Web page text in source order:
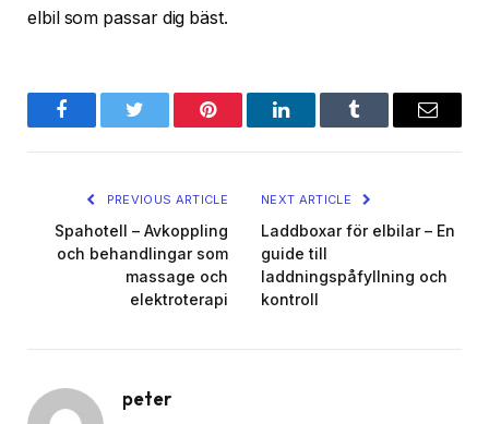
elbil som passar dig bäst.
FacebookTwitter Pinterest LinkedInTumblr Email
PREVIOUS ARTICLE
Spahotell – Avkoppling
och behandlingar som
massage och
elektroterapi
NEXT ARTICLE
Laddboxar för elbilar – En
guide till
laddningspåfyllning och
kontroll
peter